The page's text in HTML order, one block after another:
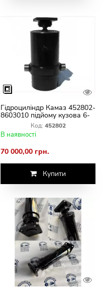
Гідроциліндр Камаз 452802-
8603010 підйому кузова 6-
штовий ГЦ 111.02.019 05
Код: 452802
В наявності
70 000,00 грн.
Купити